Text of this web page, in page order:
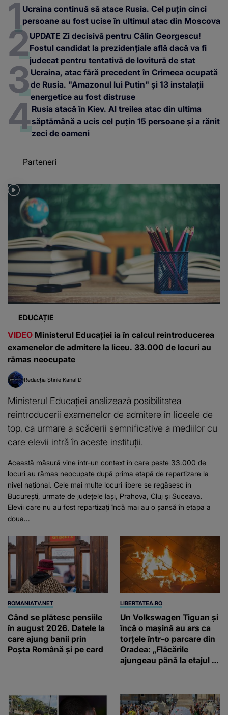
Ucraina continuă să atace Rusia. Cel puțin cinci
persoane au fost ucise în ultimul atac din Moscova
UPDATE Zi decisivă pentru Călin Georgescu!
Fostul candidat la prezidențiale află dacă va fi
judecat pentru tentativă de lovitură de stat
Ucraina, atac fără precedent în Crimeea ocupată
de Rusia. "Amazonul lui Putin" și 13 instalații
energetice au fost distruse
Rusia atacă în Kiev. Al treilea atac din ultima
săptămână a ucis cel puțin 15 persoane și a rănit
zeci de oameni
Parteneri
EDUCAȚIE
VIDEO Ministerul Educației ia în calcul reintroducerea
examenelor de admitere la liceu. 33.000 de locuri au
rămas neocupate
Redacția Știrile Kanal D
Ministerul Educației analizează posibilitatea
reintroducerii examenelor de admitere în liceele de
top, ca urmare a scăderii semnificative a mediilor cu
care elevii intră în aceste instituții.
Această măsură vine într-un context în care peste 33.000 de
locuri au rămas neocupate după prima etapă de repartizare la
nivel național. Cele mai multe locuri libere se regăsesc în
București, urmate de județele Iași, Prahova, Cluj și Suceava.
Elevii care nu au fost repartizați încă mai au o șansă în etapa a
doua...
ROMANIATV.NET
Când se plătesc pensiile
în august 2026. Datele la
care ajung banii prin
Poșta Română și pe card
LIBERTATEA.RO
Un Volkswagen Tiguan și
încă o mașină au ars ca
torțele într-o parcare din
Oradea: „Flăcările
ajungeau până la etajul 1,